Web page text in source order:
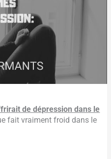
de dépression dans le
fait vraiment froid dans le